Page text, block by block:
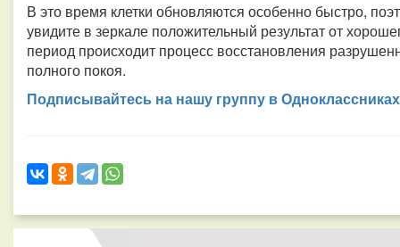
В это время клетки обновляются особенно быстро,
увидите в зеркале положительный результат от
период происходит процесс восстановления
полного покоя.
Подписывайтесь на нашу группу в Одноклассниках